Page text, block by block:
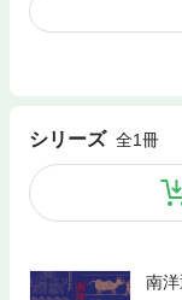
シリーズ 全1冊
南